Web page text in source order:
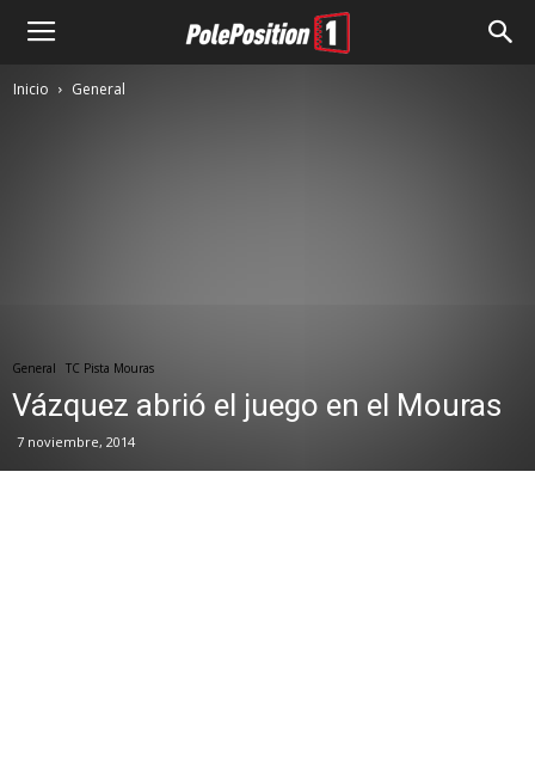
Inicio General
General TC Pista Mouras
Vázquez abrió el juego en el Mouras
7 noviembre, 2014